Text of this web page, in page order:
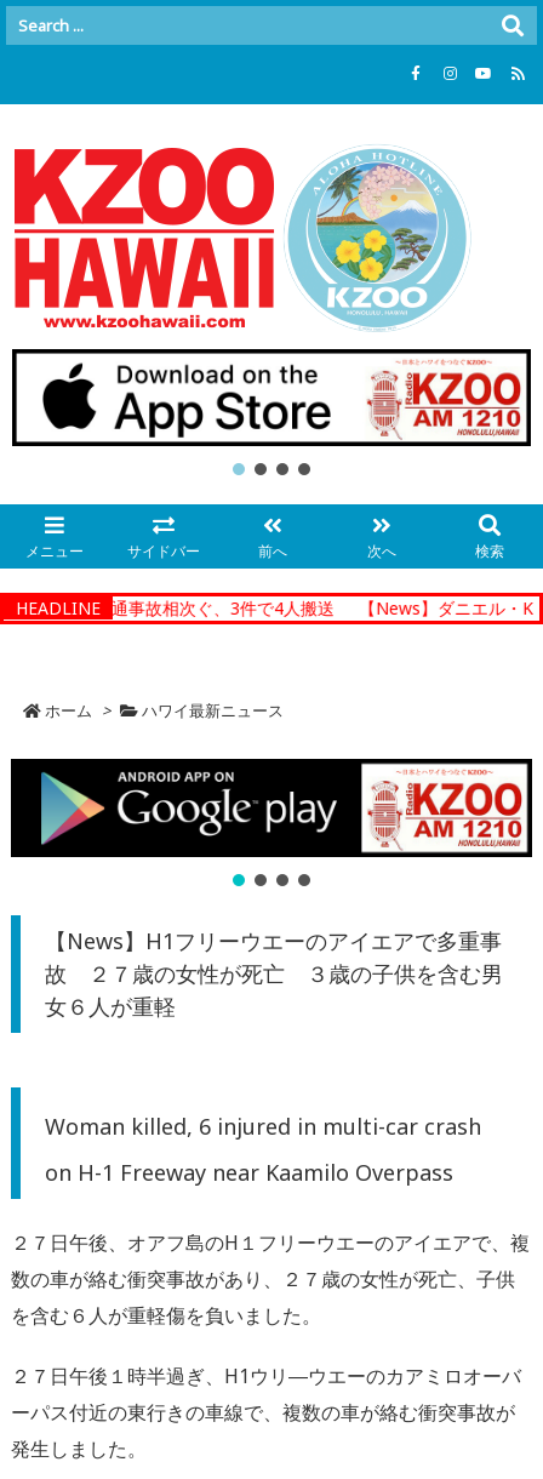
メニュー サイドバー 前へ 次へ 検索
HEADLINE
で朝の交通事故相次ぐ、3件で4人搬送 【News】ダニエル・K
ホーム > ハワイ最新ニュース
【News】H1フリーウエーのアイエアで多重事
故 ２７歳の女性が死亡 ３歳の子供を含む男
女６人が重軽
Woman killed, 6 injured in multi-car crash
on H-1 Freeway near Kaamilo Overpass
２７日午後、オアフ島のH１フリーウエーのアイエアで、複
数の車が絡む衝突事故があり、２７歳の女性が死亡、子供
を含む６人が重軽傷を負いました。
２７日午後１時半過ぎ、H1ウリ―ウエーのカアミロオーバ
ーパス付近の東行きの車線で、複数の車が絡む衝突事故が
発生しました。